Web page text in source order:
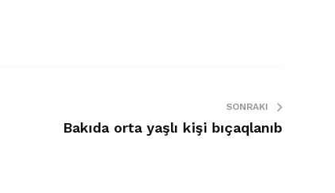
SONRAKI
Bakıda orta yaşlı kişi bıçaqlanıb